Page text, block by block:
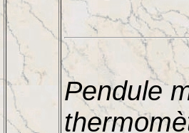
Pendule